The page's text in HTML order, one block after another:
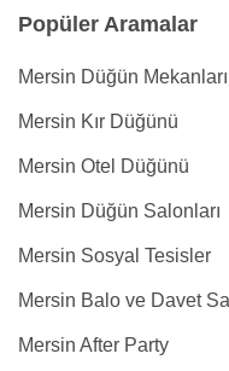
Popüler Aramalar
Mersin Düğün Mekanları
Mersin Kır Düğünü
Mersin Otel Düğünü
Mersin Düğün Salonları
Mersin Sosyal Tesisler
Mersin Balo ve Davet
Mersin After Party